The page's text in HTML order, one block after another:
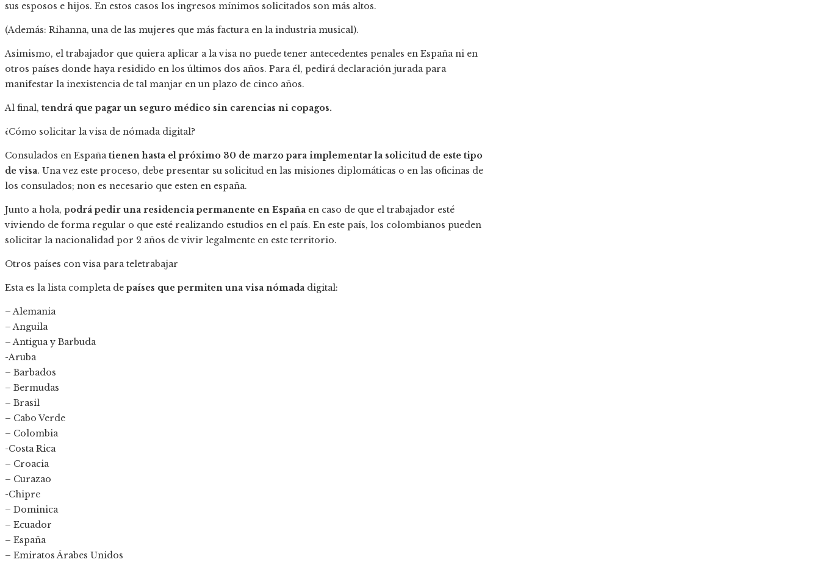
sus esposos e hijos. En estos casos los ingresos mínimos solicitados son más altos.
(Además: Rihanna, una de las mujeres que más factura en la industria musical).
Asimismo, el trabajador que quiera aplicar a la visa no puede tener antecedentes penales en España ni en
otros países donde haya residido en los últimos dos años. Para él, pedirá declaración jurada para
manifestar la inexistencia de tal manjar en un plazo de cinco años.
Al final, tendrá que pagar un seguro médico sin carencias ni copagos.
¿Cómo solicitar la visa de nómada digital?
Consulados en Españatienen hasta el próximo 30 de marzo para implementar la solicitud de este tipo
de visa. Una vez este proceso, debe presentar su solicitud en las misiones diplomáticas o en las oficinas de
los consulados; non es necesario que esten en españa.
Junto a hola, podrá pedir una residencia permanente en España en caso de que el trabajador esté
viviendo de forma regular o que esté realizando estudios en el país. En este país, los colombianos pueden
solicitar la nacionalidad por 2 años de vivir legalmente en este territorio.
Otros países con visa para teletrabajar
Esta es la lista completa depaíses que permiten una visa nómada digital:
– Alemania
– Anguila
– Antigua y Barbuda
-Aruba
– Barbados
– Bermudas
– Brasil
– Cabo Verde
– Colombia
-Costa Rica
– Croacia
– Curazao
-Chipre
– Dominica
– Ecuador
– España
– Emiratos Árabes Unidos